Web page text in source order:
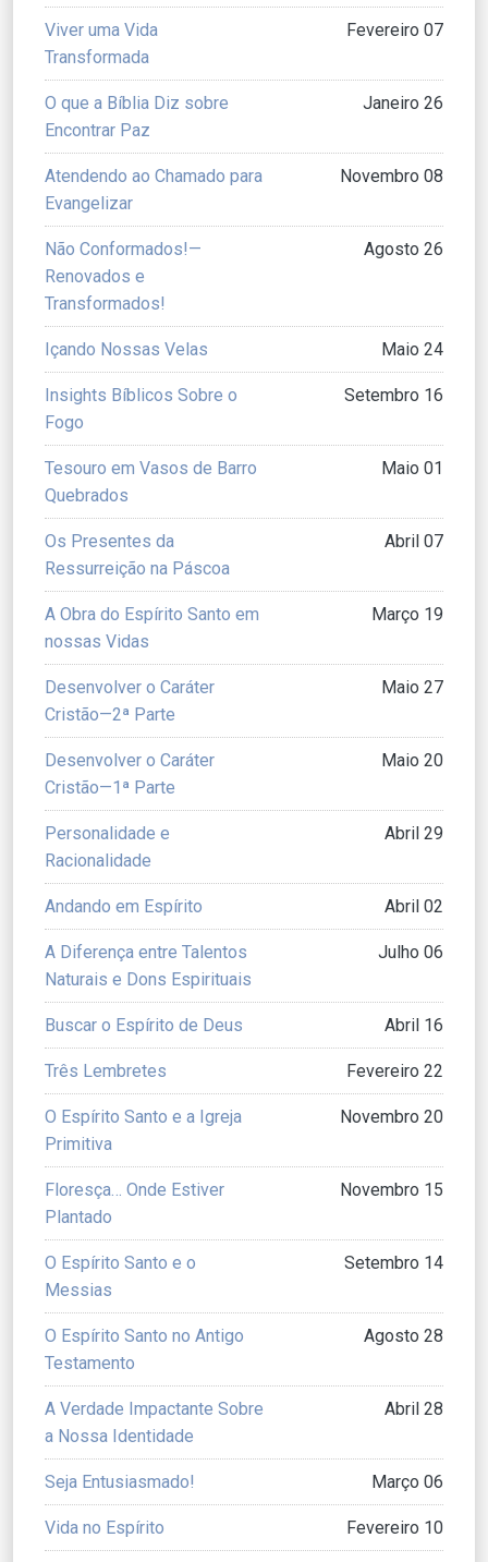
Viver uma Vida
Transformada
Fevereiro 07
O que a Bíblia Diz sobre
Encontrar Paz
Janeiro 26
Atendendo ao Chamado para
Evangelizar
Novembro 08
Não Conformados!—
Renovados e
Transformados!
Agosto 26
Içando Nossas Velas Maio 24
Insights Bíblicos Sobre o
Fogo
Setembro 16
Tesouro em Vasos de Barro
Quebrados
Maio 01
Os Presentes da
Ressurreição na Páscoa
Abril 07
A Obra do Espírito Santo em
nossas Vidas
Março 19
Desenvolver o Caráter
Cristão—2ª Parte
Maio 27
Desenvolver o Caráter
Cristão—1ª Parte
Maio 20
Personalidade e
Racionalidade
Abril 29
Andando em Espírito Abril 02
A Diferença entre Talentos
Naturais e Dons Espirituais
Julho 06
Buscar o Espírito de Deus Abril 16
Três Lembretes Fevereiro 22
O Espírito Santo e a Igreja
Primitiva
Novembro 20
Floresça… Onde Estiver
Plantado
Novembro 15
O Espírito Santo e o
Messias
Setembro 14
O Espírito Santo no Antigo
Testamento
Agosto 28
A Verdade Impactante Sobre
a Nossa Identidade
Abril 28
Seja Entusiasmado! Março 06
Vida no Espírito Fevereiro 10